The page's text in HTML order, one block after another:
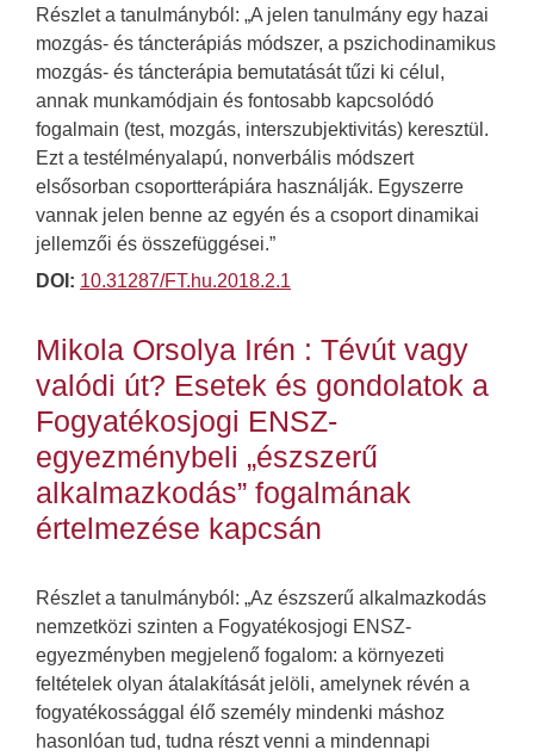
Részlet a tanulmányból: „A jelen tanulmány egy hazai
mozgás- és táncterápiás módszer, a pszichodinamikus
mozgás- és táncterápia bemutatását tűzi ki célul,
annak munkamódjain és fontosabb kapcsolódó
fogalmain (test, mozgás, interszubjektivitás) keresztül.
Ezt a testélményalapú, nonverbális módszert
elsősorban csoportterápiára használják. Egyszerre
vannak jelen benne az egyén és a csoport dinamikai
jellemzői és összefüggései.”
DOI: 10.31287/FT.hu.2018.2.1
Mikola Orsolya Irén : Tévút vagy
valódi út? Esetek és gondolatok a
Fogyatékosjogi ENSZ-
egyezménybeli „észszerű
alkalmazkodás” fogalmának
értelmezése kapcsán
Részlet a tanulmányból: „Az észszerű alkalmazkodás
nemzetközi szinten a Fogyatékosjogi ENSZ-
egyezményben megjelenő fogalom: a környezeti
feltételek olyan átalakítását jelöli, amelynek révén a
fogyatékossággal élő személy mindenki máshoz
hasonlóan tud, tudna részt venni a mindennapi